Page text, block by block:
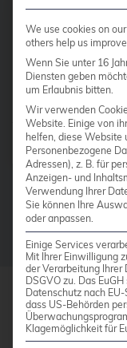
arm
Automation
AWS
Azure
backup
bhyve
bitnami
Buildah
bullseye
busan
Read
Posts
credativ
Hennes-
We use cookies on
others help us
Wenn Sie unter 16
Diensten geben
um Erlaubnis bitten.
Wir verwenden
Website. Einige von
helfen, diese Website
Personenbezogene
Adressen), z. B. für
Anzeigen- und
Verwendung Ihrer
Sie können Ihre
oder anpassen.
Einige Services
Mit Ihrer Einwilligung
der Verarbeitung Ihrer
DSGVO zu. Das
Datenschutz nach
dass US-Behörden
Klagemöglichkeit für